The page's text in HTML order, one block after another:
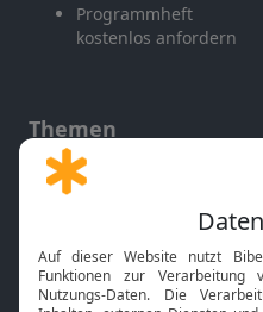
Programmheft
kostenlos anfordern
Themen
Gott und Bibel erklärt
Neuigkeiten